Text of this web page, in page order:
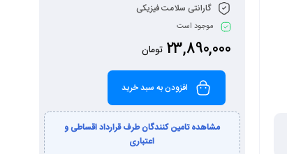
گارانتی سلامت فیزیکی
موجود است
23,890,000 تومان
افزودن به سبد خرید
مشاهده تامین کنندگان طرف قرارداد اقساطی و
اعتباری